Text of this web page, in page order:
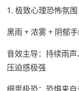
1. 极致心理恐怖氛围
黑雨 + 浓雾 + 阴郁
音效主导：持续雨声
压迫感极强